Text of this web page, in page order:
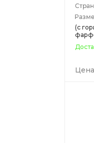
(с
Цена